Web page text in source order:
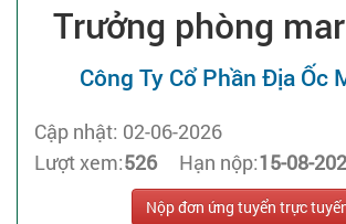
Trưởng phòng
Công Ty Cổ Phần Địa Ốc
Cập nhật: 02-06-2026
Lượt xem:526 Hạn nộp:15-08-
Nộp đơn ứng tuyển trực